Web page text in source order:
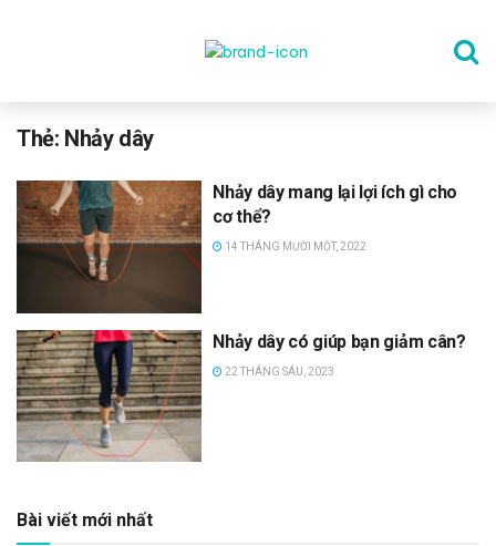
THỂ DỤC
DINH DƯỠNG
SỨC KHỎE TINH THẦN
CÔNG NGHỆ
Thẻ: Nhảy dây
Nhảy dây mang lại lợi ích gì cho
cơ thể?
14 THÁNG MƯỜI MỘT, 2022
Nhảy dây có giúp bạn giảm cân?
22 THÁNG SÁU, 2023
Bài viết mới nhất